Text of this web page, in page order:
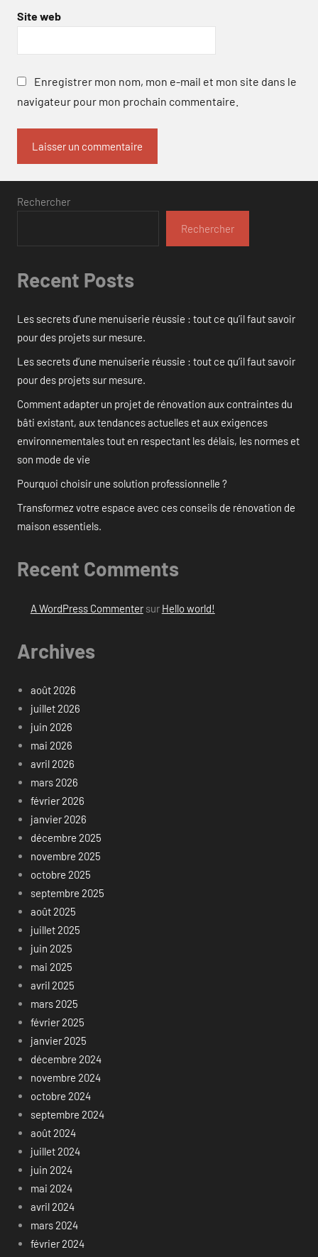
Site web
Enregistrer mon nom, mon e-mail et mon site dans le
navigateur pour mon prochain commentaire.
Rechercher
Rechercher
Recent Posts
Les secrets d’une menuiserie réussie : tout ce qu’il faut savoir
pour des projets sur mesure.
Les secrets d’une menuiserie réussie : tout ce qu’il faut savoir
pour des projets sur mesure.
Comment adapter un projet de rénovation aux contraintes du
bâti existant, aux tendances actuelles et aux exigences
environnementales tout en respectant les délais, les normes et
son mode de vie
Pourquoi choisir une solution professionnelle ?
Transformez votre espace avec ces conseils de rénovation de
maison essentiels.
Recent Comments
A WordPress Commentersur Hello world!
Archives
août 2026
juillet 2026
juin 2026
mai 2026
avril 2026
mars 2026
février 2026
janvier 2026
décembre 2025
novembre 2025
octobre 2025
septembre 2025
août 2025
juillet 2025
juin 2025
mai 2025
avril 2025
mars 2025
février 2025
janvier 2025
décembre 2024
novembre 2024
octobre 2024
septembre 2024
août 2024
juillet 2024
juin 2024
mai 2024
avril 2024
mars 2024
février 2024